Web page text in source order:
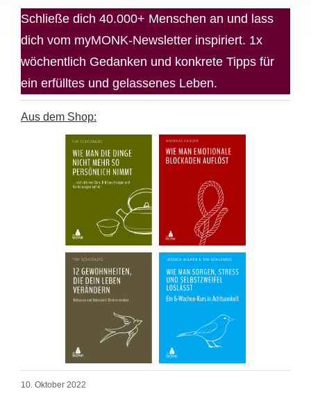
Schließe dich 40.000+ Menschen an und lass
dich vom myMONK-Newsletter inspiriert. 1x
wöchentlich Gedanken und konkrete Tipps für
ein erfülltes und gelassenes Leben.
Aus dem Shop:
10. Oktober 2022